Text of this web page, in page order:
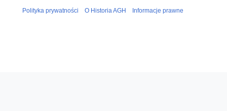
Polityka prywatności O Historia AGH Informacje prawne